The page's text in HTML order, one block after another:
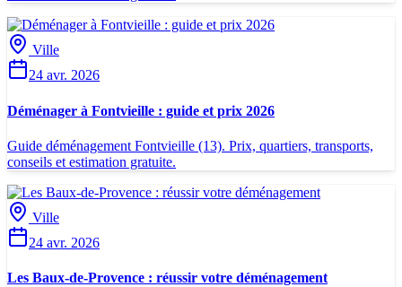
Ville
24 avr. 2026
Déménager à Fontvieille : guide et prix 2026
Guide déménagement Fontvieille (13). Prix, quartiers, transports,
conseils et estimation gratuite.
Ville
24 avr. 2026
Les Baux-de-Provence : réussir votre déménagement